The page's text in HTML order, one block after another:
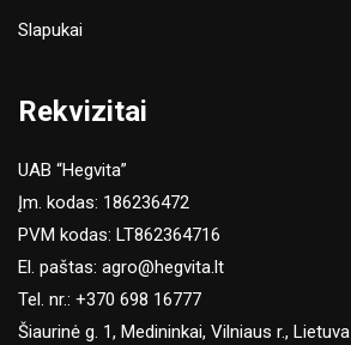
Slapukai
Rekvizitai
UAB “Hegvita”
Įm. kodas: 186236472
PVM kodas: LT862364716
El. paštas: agro@hegvita.lt
Tel. nr.: +370 698 16777
Šiaurinė g. 1, Medininkai, Vilniaus r., Lietuva